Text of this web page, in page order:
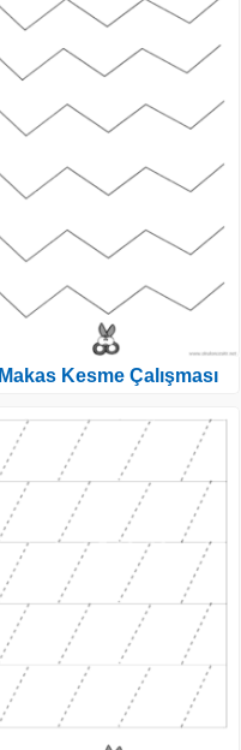
Makas Kesme Çalışması